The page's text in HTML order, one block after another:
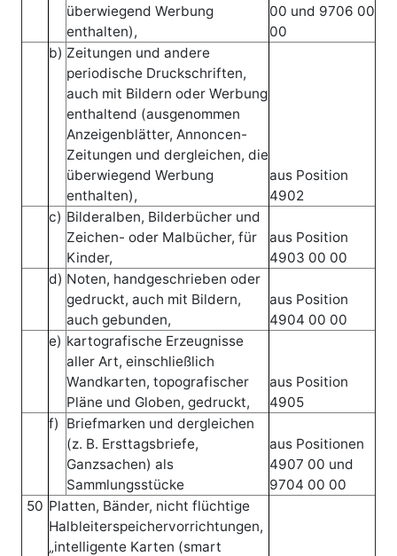
überwiegend Werbung
enthalten),
00 und 9706 00
00
b) Zeitungen und andere
periodische Druckschriften,
auch mit Bildern oder Werbung
enthaltend (ausgenommen
Anzeigenblätter, Annoncen-
Zeitungen und dergleichen, die
überwiegend Werbung
enthalten),
aus Position
4902
c) Bilderalben, Bilderbücher und
Zeichen- oder Malbücher, für
Kinder,
aus Position
4903 00 00
d) Noten, handgeschrieben oder
gedruckt, auch mit Bildern,
auch gebunden,
aus Position
4904 00 00
e) kartografische Erzeugnisse
aller Art, einschließlich
Wandkarten, topografischer
Pläne und Globen, gedruckt,
aus Position
4905
f) Briefmarken und dergleichen
(z. B. Ersttagsbriefe,
Ganzsachen) als
Sammlungsstücke
aus Positionen
4907 00 und
9704 00 00
50 Platten, Bänder, nicht flüchtige
Halbleiterspeichervorrichtungen,
„intelligente Karten (smart